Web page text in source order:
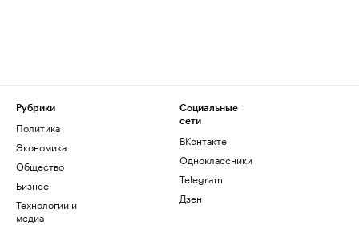
Рубрики
Политика
Экономика
Общество
Бизнес
Технологии и
медиа
Социальные
сети
ВКонтакте
Одноклассники
Telegram
Дзен